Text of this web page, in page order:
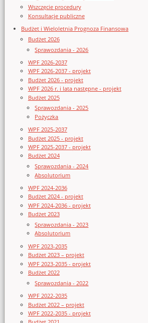
Wszczęcie procedury
Konsultacje publiczne
Budżet i Wieloletnia Prognoza Finansowa
Budżet 2026
Sprawozdania - 2026
WPF 2026-2037
WPF 2026-2037 - projekt
Budżet 2026 - projekt
WPF 2026 r. i lata następne - projekt
Budżet 2025
Sprawozdania - 2025
Pożyczka
WPF 2025-2037
Budżet 2025 - projekt
WPF 2025-2037 - projekt
Budżet 2024
Sprawozdania - 2024
Absolutorium
WPF 2024-2036
Budżet 2024 - projekt
WPF 2024-2036 - projekt
Budżet 2023
Sprawozdania - 2023
Absolutorium
WPF 2023-2035
Budżet 2023 – projekt
WPF 2023-2035 - projekt
Budżet 2022
Sprawozdania - 2022
WPF 2022-2035
Budżet 2022 – projekt
WPF 2022-2035 - projekt